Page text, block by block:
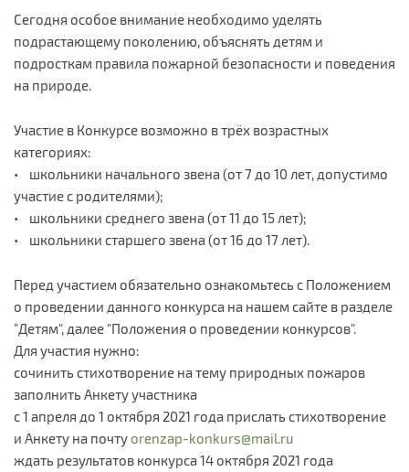
Сегодня особое внимание необходимо уделять
подрастающему поколению, объяснять детям и
подросткам правила пожарной безопасности и поведения
на природе.
Участие в Конкурсе возможно в трёх возрастных
категориях:
• школьники начального звена (от 7 до 10 лет, допустимо
участие с родителями);
• школьники среднего звена (от 11 до 15 лет);
• школьники старшего звена (от 16 до 17 лет).
Перед участием обязательно ознакомьтесь с Положением
о проведении данного конкурса на нашем сайте в разделе
"Детям", далее "Положения о проведении конкурсов".
Для участия нужно:
сочинить стихотворение на тему природных пожаров
заполнить Анкету участника
с 1 апреля до 1 октября 2021 года прислать стихотворение
и Анкету на почтуorenzap-konkurs@mail.ru
ждать результатов конкурса 14 октября 2021 года